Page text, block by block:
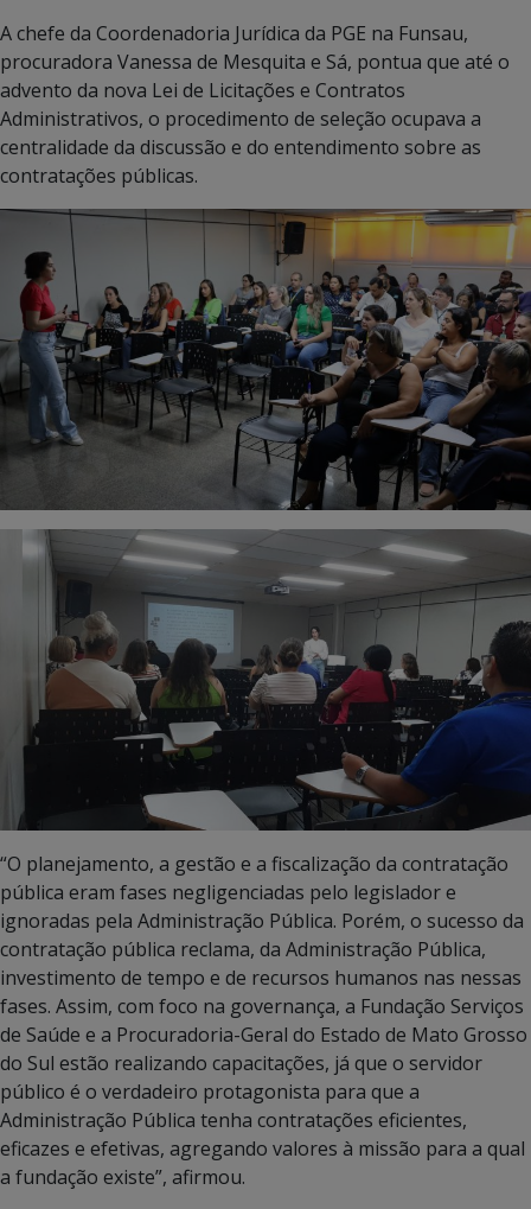
A chefe da Coordenadoria Jurídica da PGE na Funsau,
procuradora Vanessa de Mesquita e Sá, pontua que até o
advento da nova Lei de Licitações e Contratos
Administrativos, o procedimento de seleção ocupava a
centralidade da discussão e do entendimento sobre as
contratações públicas.
“O planejamento, a gestão e a fiscalização da contratação
pública eram fases negligenciadas pelo legislador e
ignoradas pela Administração Pública. Porém, o sucesso da
contratação pública reclama, da Administração Pública,
investimento de tempo e de recursos humanos nas nessas
fases. Assim, com foco na governança, a Fundação Serviços
de Saúde e a Procuradoria-Geral do Estado de Mato Grosso
do Sul estão realizando capacitações, já que o servidor
público é o verdadeiro protagonista para que a
Administração Pública tenha contratações eficientes,
eficazes e efetivas, agregando valores à missão para a qual
a fundação existe”, afirmou.